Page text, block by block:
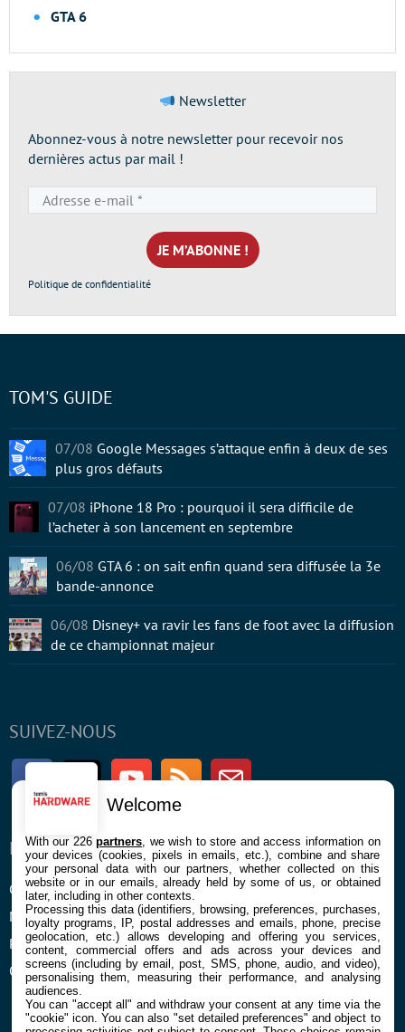
GTA 6
Newsletter
Abonnez-vous à notre newsletter pour recevoir nos
dernières actus par mail !
e-
mail
*
Politique de confidentialité
SUIVEZ-NOUS
FacebookTwitter Youtube RSS Newsletter
ENTREPRISE
Confidentialité et Cookies
Mentions légales et CGU
Préférences Cookies
Qui sommes nous
À PROPOS
Contact
TOM'S GUIDE
07/08 Google Messages s’attaque enfin à deux de ses
plus gros défauts
07/08 iPhone 18 Pro : pourquoi il sera difficile de
l’acheter à son lancement en septembre
06/08 GTA 6 : on sait enfin quand sera diffusée la 3e
bande-annonce
06/08 Disney+ va ravir les fans de foot avec la diffusion
de ce championnat majeur
Welcome
With our 226partners , we wish to store and access information on
your devices (cookies, pixels in emails, etc.), combine and share
your personal data with our partners, whether collected on this
website or in our emails, already held by some of us, or obtained
later, including in other contexts.
Processing this data (identifiers, browsing, preferences, purchases,
loyalty programs, IP, postal addresses and emails, phone, precise
geolocation, etc.) allows developing and offering you services,
content, commercial offers and ads across your devices and
screens (including by email, post, SMS, phone, audio, and video),
personalising them, measuring their performance, and analysing
audiences.
You can "accept all" and withdraw your consent at any time via the
"cookie" icon. You can also "set detailed preferences" and object to